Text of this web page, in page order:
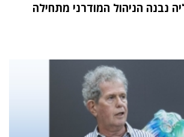
נבנה הניהול המודרני מתחילה